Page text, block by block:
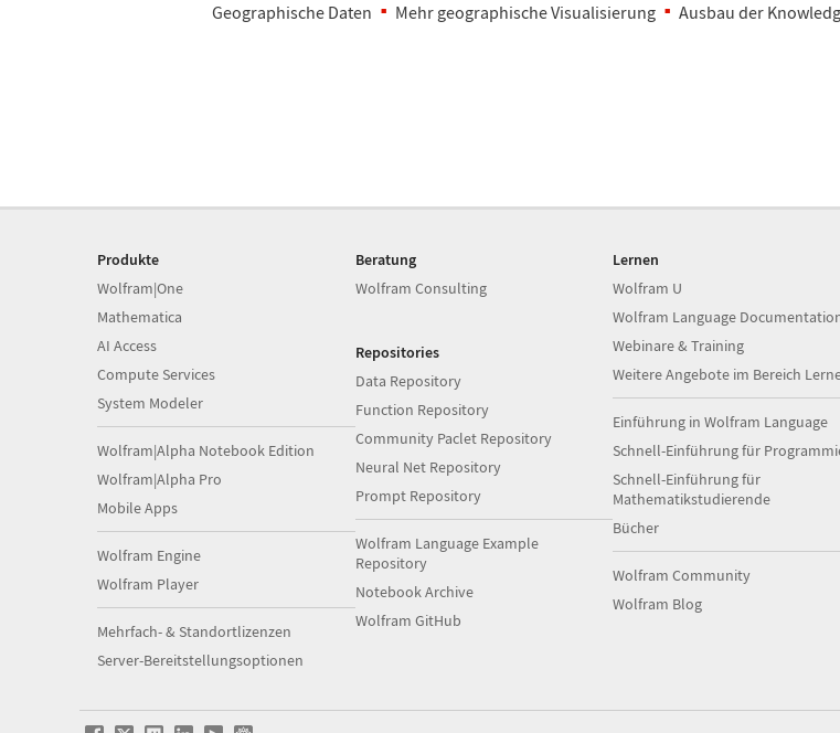
Geographische Daten Mehr geographische Visualisierung Ausbau der
Produkte
Wolfram|One
Mathematica
AI Access
Compute Services
System Modeler
Wolfram|Alpha Notebook Edition
Wolfram|Alpha Pro
Mobile Apps
Wolfram Engine
Wolfram Player
Mehrfach- & Standortlizenzen
Server-Bereitstellungsoptionen
Beratung
Wolfram Consulting
Repositories
Data Repository
Function Repository
Community Paclet Repository
Neural Net Repository
Prompt Repository
Wolfram Language Example
Repository
Notebook Archive
Wolfram GitHub
Lernen
Wolfram U
Wolfram Language
Webinare & Training
Weitere Angebote im Bereich
Einführung in Wolfram Language
Schnell-Einführung für
Schnell-Einführung für
Mathematikstudierende
Bücher
Wolfram Community
Wolfram Blog